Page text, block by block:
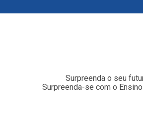
Surpreenda o seu
Surpreenda-se com o